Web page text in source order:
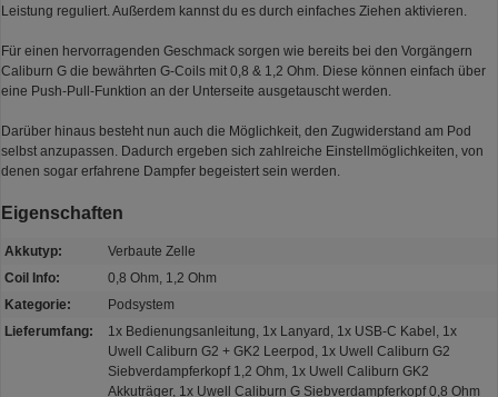
Leistung reguliert. Außerdem kannst du es durch einfaches Ziehen aktivieren.
Für einen hervorragenden Geschmack sorgen wie bereits bei den Vorgängern
Caliburn G die bewährten G-Coils mit 0,8 & 1,2 Ohm. Diese können einfach über
eine Push-Pull-Funktion an der Unterseite ausgetauscht werden.
Darüber hinaus besteht nun auch die Möglichkeit, den Zugwiderstand am Pod
selbst anzupassen. Dadurch ergeben sich zahlreiche Einstellmöglichkeiten, von
denen sogar erfahrene Dampfer begeistert sein werden.
Eigenschaften
Akkutyp:
Verbaute Zelle
Coil Info:
0,8 Ohm, 1,2 Ohm
Kategorie:
Podsystem
Lieferumfang:
1x Bedienungsanleitung, 1x Lanyard, 1x USB-C Kabel, 1x
Uwell Caliburn G2 + GK2 Leerpod, 1x Uwell Caliburn G2
Siebverdampferkopf 1,2 Ohm, 1x Uwell Caliburn GK2
Akkuträger, 1x Uwell Caliburn G Siebverdampferkopf 0,8 Ohm